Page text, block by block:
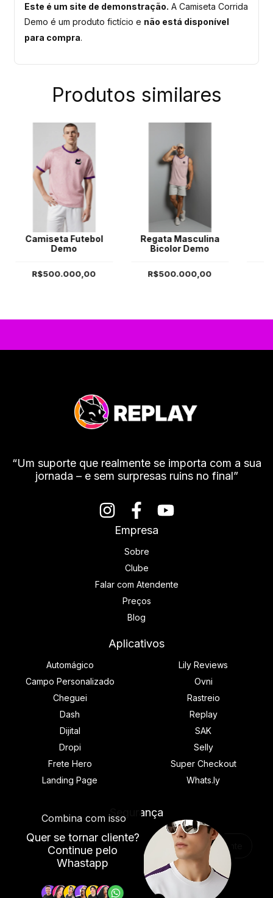
Este é um site de demonstração. A Camiseta Corrida
Demo é um produto fictício e não está disponível
para compra.
Produtos similares
Camiseta Futebol
Demo
R$500.000,00
Regata Masculina
Bicolor Demo
R$500.000,00
“Um suporte que realmente se importa com a sua
jornada – e sem surpresas ruins no final”
Empresa
Sobre
Clube
Falar com Atendente
Preços
Blog
Aplicativos
Automágico
Campo Personalizado
Cheguei
Dash
Dijital
Dropi
Frete Hero
Landing Page
Lily Reviews
Ovni
Rastreio
Replay
SAK
Selly
Super Checkout
Whats.ly
Segurança
Quer se tornar cliente?
​Continue pelo
Whastapp
Quero ser cliente